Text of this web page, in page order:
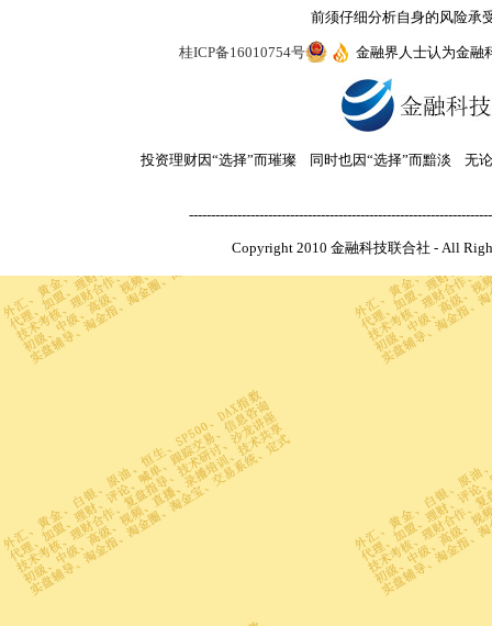
前须仔细分析自身的风险承
桂ICP备16010754号 金融界人士认为金
投资理财因“选择”而璀璨 同时也因“选择”而黯淡 无
Copyright 2010 金融科技联合社 - All